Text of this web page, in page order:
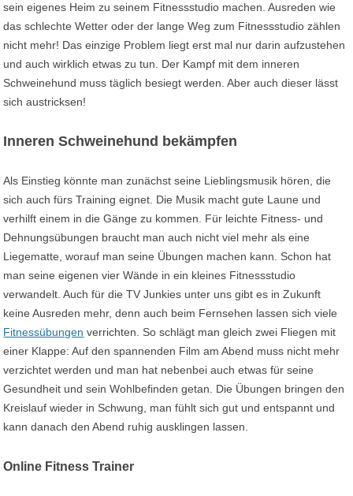
sein eigenes Heim zu seinem Fitnessstudio machen. Ausreden wie
das schlechte Wetter oder der lange Weg zum Fitnessstudio zählen
nicht mehr! Das einzige Problem liegt erst mal nur darin aufzustehen
und auch wirklich etwas zu tun. Der Kampf mit dem inneren
Schweinehund muss täglich besiegt werden. Aber auch dieser lässt
sich austricksen!
Inneren Schweinehund bekämpfen
Als Einstieg könnte man zunächst seine Lieblingsmusik hören, die
sich auch fürs Training eignet. Die Musik macht gute Laune und
verhilft einem in die Gänge zu kommen. Für leichte Fitness- und
Dehnungsübungen braucht man auch nicht viel mehr als eine
Liegematte, worauf man seine Übungen machen kann. Schon hat
man seine eigenen vier Wände in ein kleines Fitnessstudio
verwandelt. Auch für die TV Junkies unter uns gibt es in Zukunft
keine Ausreden mehr, denn auch beim Fernsehen lassen sich viele
Fitnessübungen verrichten. So schlägt man gleich zwei Fliegen mit
einer Klappe: Auf den spannenden Film am Abend muss nicht mehr
verzichtet werden und man hat nebenbei auch etwas für seine
Gesundheit und sein Wohlbefinden getan. Die Übungen bringen den
Kreislauf wieder in Schwung, man fühlt sich gut und entspannt und
kann danach den Abend ruhig ausklingen lassen.
Online Fitness Trainer